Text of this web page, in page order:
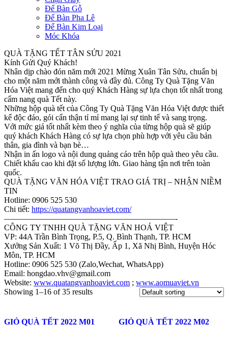
Để Bàn Gỗ
Để Bàn Pha Lê
Để Bàn Kim Loại
Móc Khóa
QUÀ TẶNG TẾT TÂN SỬU 2021
Kính Gửi Quý Khách!
Nhân dịp chào đón năm mới 2021 Mừng Xuân Tân Sửu, chuẩn bị
cho một năm mới thành công và đầy đủ. Công Ty Quà Tặng Văn
Hóa Việt mang đến cho quý Khách Hàng sự lựa chọn tốt nhất trong
cẩm nang quà Tết này.
Những hộp quà tết của Công Ty Quà Tặng Văn Hóa Việt được thiết
kế độc đáo, gói cẩn thận tỉ mỉ mang lại sự tinh tế và sang trọng.
Với mức giá tốt nhất kèm theo ý nghĩa của từng hộp quà sẽ giúp
quý khách Khách Hàng có sự lựa chọn phù hợp với yêu cầu bản
thân, gia đình và bạn bè…
Nhận in ấn logo và nội dung quảng cáo trên hộp quà theo yêu cầu.
Chiết khấu cao khi đặt số lượng lớn. Giao hàng tận nơi trên toàn
quốc.
QUÀ TẶNG VĂN HÓA VIỆT TRAO GIÁ TRỊ – NHẬN NIỀM
TIN
Hotline: 0906 525 530
Chi tiết: https://quatangvanhoaviet.com/
—————————————————————-
CÔNG TY TNHH QUÀ TẶNG VĂN HOÁ VIỆT
VP: 44A Trần Bình Trọng, P.5, Q. Bình Thạnh, TP. HCM
Xưởng Sản Xuất: 1 Võ Thị Đầy, Ấp 1, Xã Nhị Bình, Huyện Hóc
Môn, TP. HCM
Hotline: 0906 525 530 (Zalo,Wechat, WhatsApp)
Email: hongdao.vhv@gmail.com
Website: www.quatangvanhoaviet.com ; www.aomuaviet.vn
Showing 1–16 of 35 results
GIỎ QUÀ TẾT 2022 M01 GIỎ QUÀ TẾT 2022 M02